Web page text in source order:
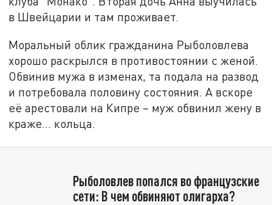
в Швейцарии и там проживает.
Моральный облик гражданина Рыболовлева
хорошо раскрылся в противостоянии с женой.
Обвинив мужа в изменах, та подала на развод
и потребовала половину состояния. А вскоре
её арестовали на Кипре – муж обвинил жену в
краже… кольца.
Рыболовлев попался во французские
сети: В чем обвиняют олигарха?